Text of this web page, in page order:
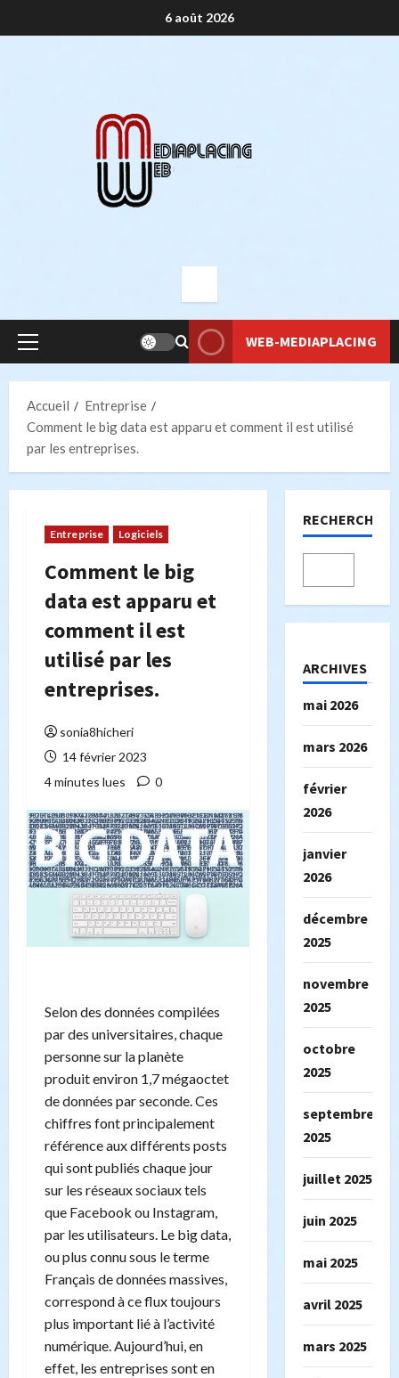
au
6 août 2026
Menu
WEB-MEDIAPLACING
Accueil
Entreprise
Comment le big data est apparu et comment il est utilisé
par les entreprises.
Entreprise Logiciels
Comment le big
data est apparu et
comment il est
utilisé par les
entreprises.
sonia8hicheri
14 février 2023
4 minutes lues
0
Selon des données compilées
par des universitaires, chaque
personne sur la planète
produit environ 1,7 mégaoctet
de données par seconde. Ces
chiffres font principalement
référence aux différents posts
qui sont publiés chaque jour
sur les réseaux sociaux tels
que Facebook ou Instagram,
par les utilisateurs. Le big data,
ou plus connu sous le terme
Français de données massives,
correspond à ce flux toujours
plus important lié à l’activité
numérique. Aujourd’hui, en
effet, les entreprises sont en
RECHERCHER
ARCHIVES
mai 2026
mars 2026
février
2026
janvier
2026
décembre
2025
novembre
2025
octobre
2025
septembre
2025
juillet 2025
juin 2025
mai 2025
avril 2025
mars 2025